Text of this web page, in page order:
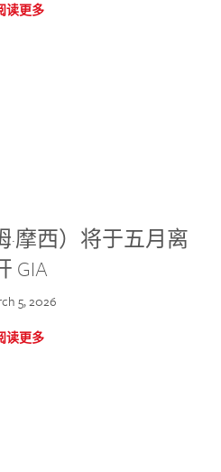
读更多
·摩西）将于五月离
GIA
5, 2026
读更多